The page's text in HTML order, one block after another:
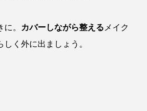
。 カバーしながら整えるメイク
く外に出ましょう。